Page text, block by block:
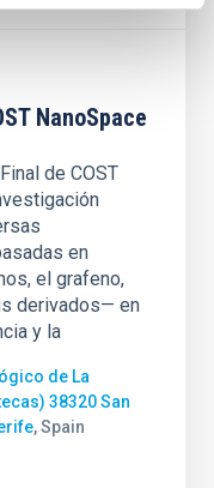
NanoSpace
de COST
en
el grafeno,
derivados— en
y la
de La
38320 San
, Spain